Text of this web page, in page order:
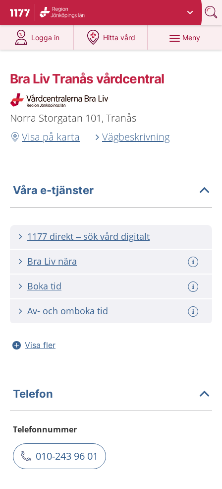
Till startsidan för 1177
Du har valt region
Logga in
på 1177.se
Hitta vård
på 1177.se
Meny
Bra Liv Tranås vårdcentral
Norra Storgatan 101, Tranås
Visa på karta
Vägbeskrivning
Våra e-tjänster
1177 direkt – sök vård digitalt
Bra Liv nära
Boka tid
Av- och omboka tid
Visa fler
Telefon
Telefonnummer
010-243 96 01